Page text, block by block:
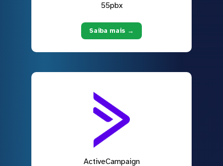
55pbx
Saiba mais →
ActiveCampaign